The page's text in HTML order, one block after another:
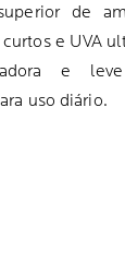
de
e UVA
e
uso diário.